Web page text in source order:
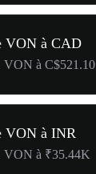
VON à CAD
VON à C$521.10
VON à INR
VON à ₹35.44K